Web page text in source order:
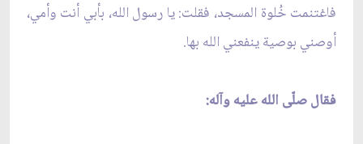
فاغتنمت خُلوة المسجد، فقلت: يا رسول الله، بأبي أنت وأمي،
أوصني بوصية ينفعني الله بها.
فقال صلّى الله عليه وآله: